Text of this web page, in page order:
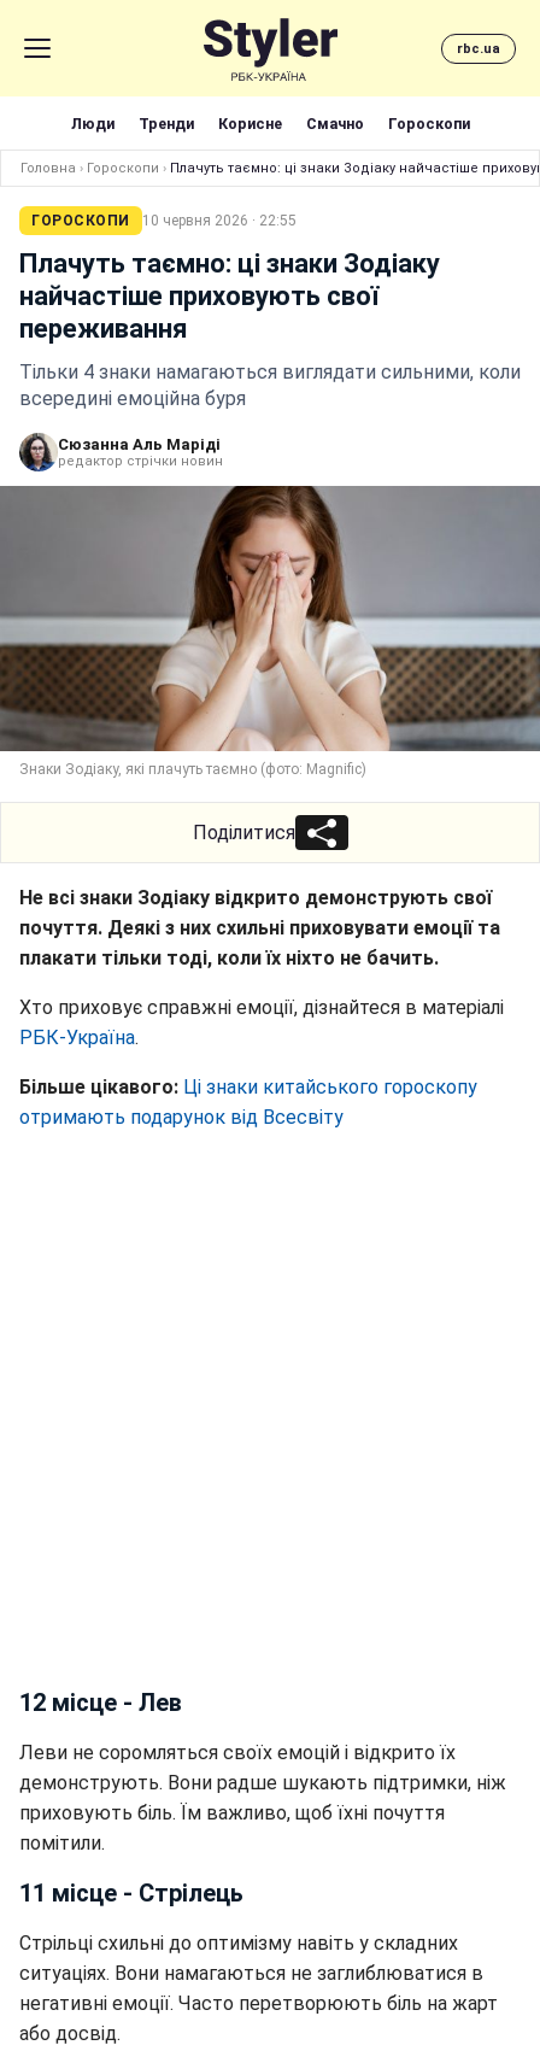
rbc.ua
Люди Тренди Корисне Смачно Гороскопи
Головна › Гороскопи › Плачуть таємно: ці знаки Зодіаку найчастіше
ГОРОСКОПИ 10 червня 2026 · 22:55
Плачуть таємно: ці знаки Зодіаку
найчастіше приховують свої
переживання
Тільки 4 знаки намагаються виглядати сильними, коли
всередині емоційна буря
Сюзанна Аль Маріді
редактор стрічки новин
Знаки Зодіаку, які плачуть таємно (фото: Magnific)
Поділитися
Не всі знаки Зодіаку відкрито демонструють свої
почуття. Деякі з них схильні приховувати емоції та
плакати тільки тоді, коли їх ніхто не бачить.
Хто приховує справжні емоції, дізнайтеся в матеріалі
РБК-Україна.
Більше цікавого: Ці знаки китайського гороскопу
отримають подарунок від Всесвіту
12 місце - Лев
Леви не соромляться своїх емоцій і відкрито їх
демонструють. Вони радше шукають підтримки, ніж
приховують біль. Їм важливо, щоб їхні почуття
помітили.
11 місце - Стрілець
Стрільці схильні до оптимізму навіть у складних
ситуаціях. Вони намагаються не заглиблюватися в
негативні емоції. Часто перетворюють біль на жарт
або досвід.